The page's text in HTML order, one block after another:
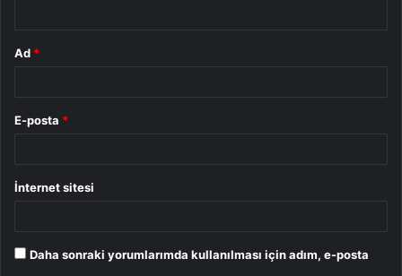
Ad *
E-posta *
İnternet sitesi
Daha sonraki yorumlarımda kullanılması için adım, e-posta